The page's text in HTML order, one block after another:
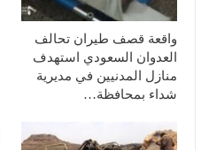
واقعة قصف طيران تحالف
العدوان السعودي استهدف
منازل المدنيين في مديرية
شداء بمحافظة…